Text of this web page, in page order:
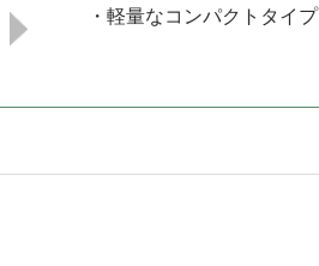
・軽量なコンパクトタイ